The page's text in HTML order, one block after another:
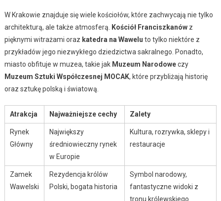
W Krakowie znajduje się wiele kościołów, które zachwycają nie tylko
architekturą, ale także atmosferą.
Kościół Franciszkanówz
pięknymi witrażami oraz katedra na Wawelu to tylko niektóre z
przykładów jego niezwykłego dziedzictwa sakralnego. Ponadto,
miasto obfituje w muzea, takie jak Muzeum Narodoweczy
Muzeum Sztuki Współczesnej MOCAK, które przybliżają historię
oraz sztukę polską i światową.
Atrakcja Najważniejsze cechy Zalety
Rynek
Główny
Największy
średniowieczny rynek
w Europie
Kultura, rozrywka, sklepy i
restauracje
Zamek
Wawelski
Rezydencja królów
Polski, bogata historia
Symbol narodowy,
fantastyczne widoki z
tronu królewskiego